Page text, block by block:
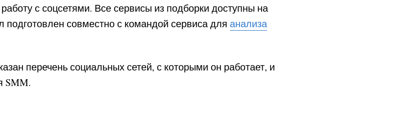
с соцсетями. Все сервисы из подборки доступны на
совместно с командой сервиса для анализа
перечень социальных сетей, с которыми он работает, и
SMM.